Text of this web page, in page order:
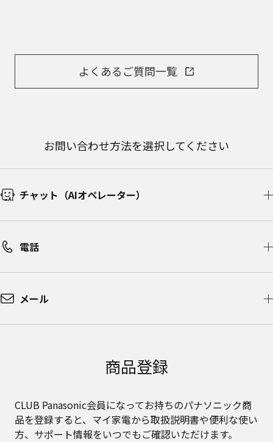
よくあるご質問一覧
お問い合わせ方法を選択してください
チャット（AIオペレーター）
電話
メール
商品登録
CLUB Panasonic会員になってお持ちのパナソニック商
品を登録すると、マイ家電から取扱説明書や便利な使い
方、サポート情報をいつでもご確認いただけます。